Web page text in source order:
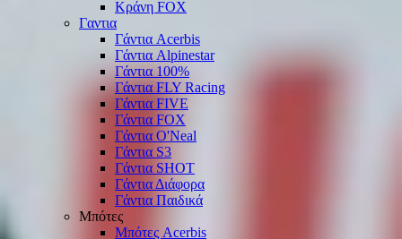
Κράνη FOX
Γαντια
Γάντια Acerbis
Γάντια Alpinestar
Γάντια 100%
Γάντια FLY Racing
Γάντια FIVE
Γάντια FOX
Γάντια O'Νeal
Γάντια S3
Γάντια SHOT
Γάντια Διάφορα
Γάντια Παιδικά
Μπότες
Μπότες Acerbis